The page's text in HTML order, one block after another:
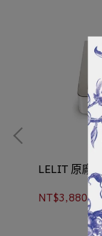
LELIT 原廠
NT$3,880